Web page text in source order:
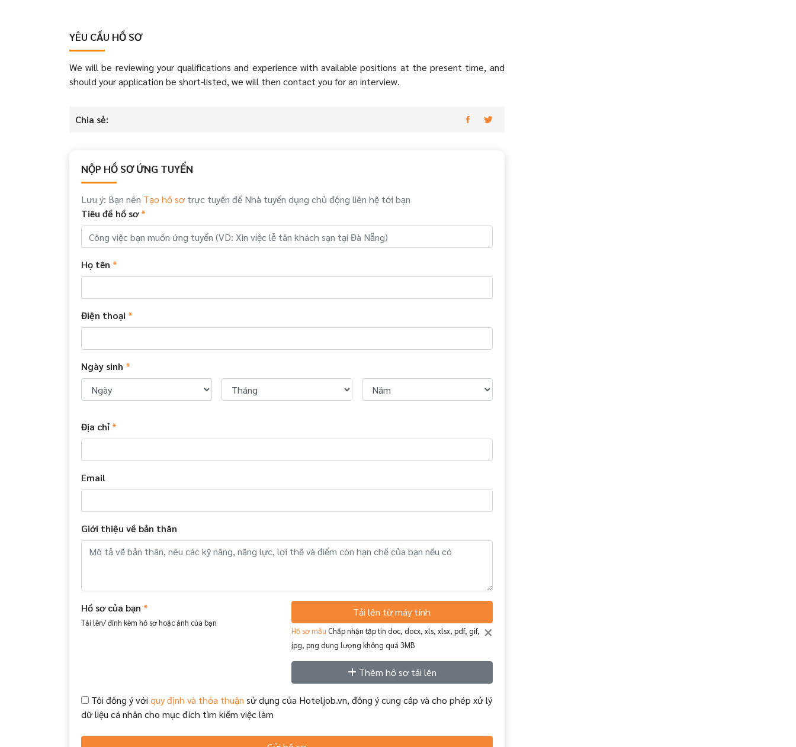
YÊU CẦU HỒ SƠ
We will be reviewing your qualifications and experience with available positions at the present time, and
should your application be short-listed, we will then contact you for an interview.
Chia sẻ:
NỘP HỒ SƠ ỨNG TUYỂN
Lưu ý: Bạn nên Tạo hồ sơ trực tuyến để Nhà tuyển dụng chủ động liên hệ tới bạn
Tiêu đề hồ sơ*
Họ tên *
Điện thoại *
Ngày sinh *
Địa chỉ *
Email
Giới thiệu về bản thân
Hồ sơ của bạn *
Tải lên/ đính kèm hồ sơ hoặc ảnh của bạn
Tải lên từ máy tính
×
Hồ sơ mẫu Chấp nhận tập tin doc, docx, xls, xlsx, pdf, gif,
jpg, png dung lượng không quá 3MB
Thêm hồ sơ tải lên
Tôi đồng ý với quy định và thỏa thuận sử dụng của Hoteljob.vn, đồng ý cung cấp và cho phép xử lý
dữ liệu cá nhân cho mục đích tìm kiếm việc làm